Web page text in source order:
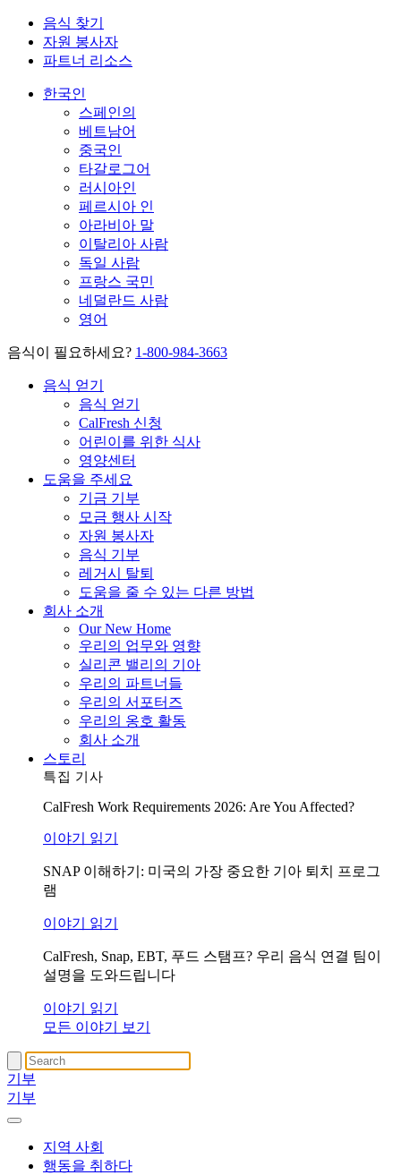
음식 찾기
자원 봉사자
파트너 리소스
한국인
스페인의
베트남어
중국인
타갈로그어
러시아인
페르시아 인
아라비아 말
이탈리아 사람
독일 사람
프랑스 국민
네덜란드 사람
영어
음식이 필요하세요? 1-800-984-3663
음식 얻기
음식 얻기
CalFresh 신청
어린이를 위한 식사
영양센터
도움을 주세요
기금 기부
모금 행사 시작
자원 봉사자
음식 기부
레거시 탈퇴
도움을 줄 수 있는 다른 방법
회사 소개
Our New Home
우리의 업무와 영향
실리콘 밸리의 기아
우리의 파트너들
우리의 서포터즈
우리의 옹호 활동
회사 소개
스토리
특집 기사
CalFresh Work Requirements 2026: Are You Affected?
이야기 읽기
SNAP 이해하기: 미국의 가장 중요한 기아 퇴치 프로그
램
이야기 읽기
CalFresh, Snap, EBT, 푸드 스탬프? 우리 음식 연결 팀이
설명을 도와드립니다
이야기 읽기
모든 이야기 보기
기부
기부
지역 사회
행동을 취하다